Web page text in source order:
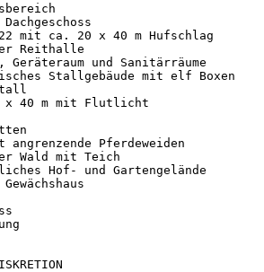
mit ca. 20 x 40 m Hufschlag
Reithalle
Geräteraum und Sanitärräume
Stallgebäude mit elf Boxen
x 40 m mit Flutlicht
Pferdeweiden
Wald mit Teich
Hof- und Gartengelände